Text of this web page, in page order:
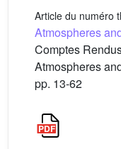
Article du numéro
Atmospheres
Comptes
Atmospheres
pp. 13-62